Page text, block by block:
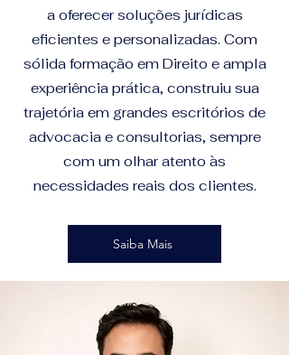
a oferecer soluções jurídicas
eficientes e personalizadas. Com
sólida formação em Direito e ampla
experiência prática, construiu sua
trajetória em grandes escritórios de
advocacia e consultorias, sempre
com um olhar atento às
necessidades reais dos clientes.
Saiba Mais